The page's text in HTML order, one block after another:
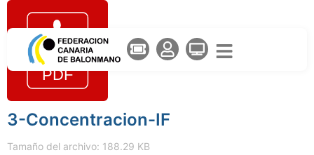
3-Concentracion-IF
Tamaño del archivo: 188.29 KB